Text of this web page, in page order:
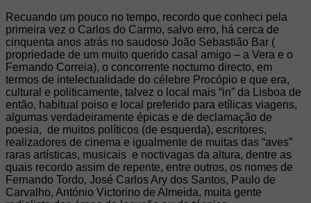
Recuando um pouco no tempo, recordo que conheci pela
primeira vez o Carlos do Carmo, salvo erro, há cerca de
cinquenta anos atrás no saudoso João Sebastião Bar (
propriedade de um muito querido casal amigo – a Vera e o
Fernando Correia), o concorrente nocturno directo, em
termos de intelectualidade do célebre Procópio e que era,
cultural e politicamente, talvez o local mais “in” da Lisboa de
então, habitual poiso e local preferido para etílicas viagens,
algumas verdadeiramente épicas e de declamação de
poesia, de muitos políticos (de esquerda), escritores,
realizadores de cinema e igualmente de muitas das “aves”
raras artísticas, musicais e noctivagas da altura, dentre as
quais recordo assim de repente, entre outros, os nomes de
Fernando Tordo, José Carlos Ary dos Santos, Paulo de
Carvalho, António Victorino de Almeida, muita gente